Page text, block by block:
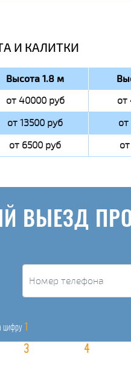
И КАЛИТКИ
Высота 1.8 м
от 40000 руб
от
от 13500 руб
от 6500 руб
ВЫЕЗД
цифру 1